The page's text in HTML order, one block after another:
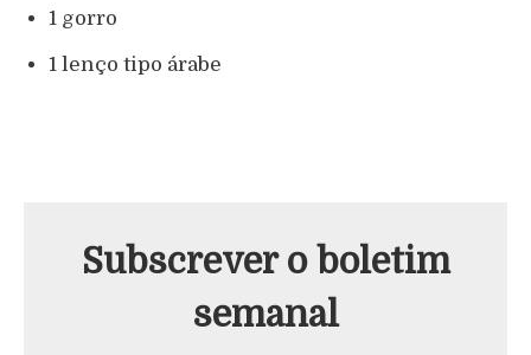
1 gorro
1 lenço tipo árabe
Subscrever o boletim
semanal